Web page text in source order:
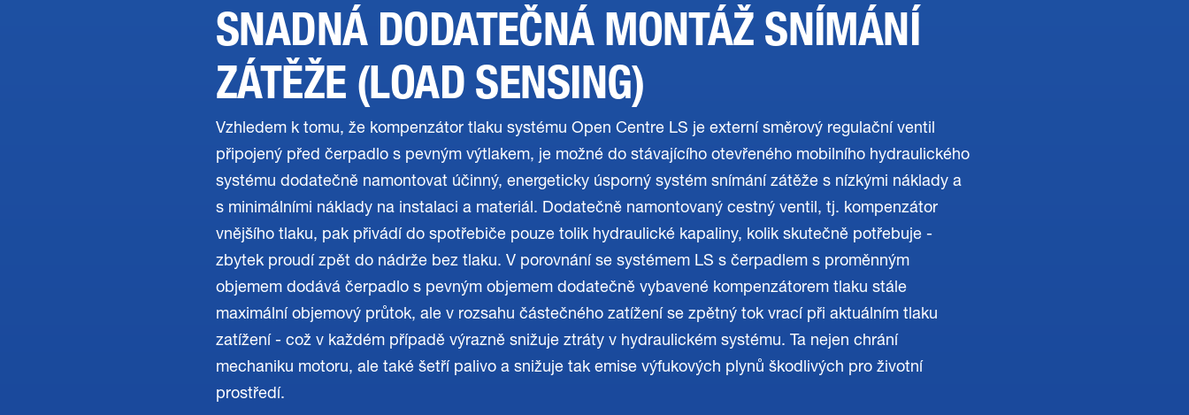
SNADNÁ DODATEČNÁ MONTÁŽ SNÍMÁNÍ
ZÁTĚŽE (LOAD SENSING)
Vzhledem k tomu, že kompenzátor tlaku systému Open Centre LS je externí směrový regulační ventil
připojený před čerpadlo s pevným výtlakem, je možné do stávajícího otevřeného mobilního hydraulického
systému dodatečně namontovat účinný, energeticky úsporný systém snímání zátěže s nízkými náklady a
s minimálními náklady na instalaci a materiál. Dodatečně namontovaný cestný ventil, tj. kompenzátor
vnějšího tlaku, pak přivádí do spotřebiče pouze tolik hydraulické kapaliny, kolik skutečně potřebuje -
zbytek proudí zpět do nádrže bez tlaku. V porovnání se systémem LS s čerpadlem s proměnným
objemem dodává čerpadlo s pevným objemem dodatečně vybavené kompenzátorem tlaku stále
maximální objemový průtok, ale v rozsahu částečného zatížení se zpětný tok vrací při aktuálním tlaku
zatížení - což v každém případě výrazně snižuje ztráty v hydraulickém systému. Ta nejen chrání
mechaniku motoru, ale také šetří palivo a snižuje tak emise výfukových plynů škodlivých pro životní
prostředí.